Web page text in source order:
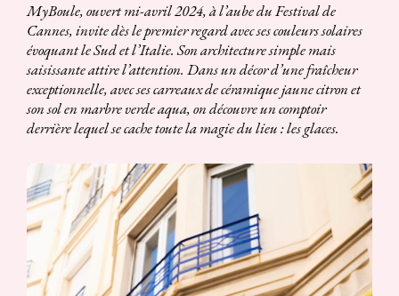
MyBoule, ouvert mi-avril 2024, à l’aube du Festival de
Cannes, invite dès le premier regard avec ses couleurs solaires
évoquant le Sud et l’Italie. Son architecture simple mais
saisissante attire l’attention. Dans un décor d’une fraîcheur
exceptionnelle, avec ses carreaux de céramique jaune citron et
son sol en marbre verde aqua, on découvre un comptoir
derrière lequel se cache toute la magie du lieu : les glaces.
articles